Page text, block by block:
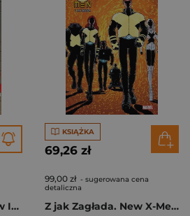
New X-Men T.3 Bunt w Instytucie Xaviera
KSIĄŻKA
69,26 zł
99,00 zł - sugerowana cena
detaliczna
Z jak Zagłada. New X-Men. Tom 1